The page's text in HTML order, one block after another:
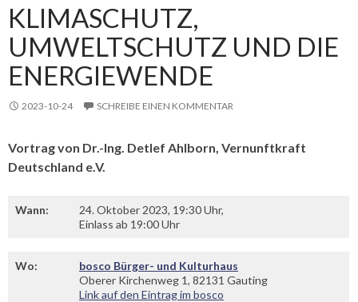
KLIMASCHUTZ,
UMWELTSCHUTZ UND DIE
ENERGIEWENDE
2023-10-24 SCHREIBE EINEN KOMMENTAR
Vortrag von Dr.-Ing. Detlef Ahlborn, Vernunftkraft
Deutschland e.V.
Wann:
24. Oktober 2023, 19:30 Uhr,
Einlass ab 19:00 Uhr
Wo:
bosco Bürger- und Kulturhaus
Oberer Kirchenweg 1, 82131 Gauting
Link auf den Eintrag im bosco